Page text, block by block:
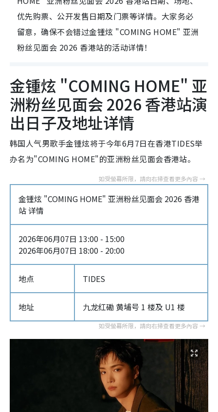
优先购票、公开发售日期及门票等详情。大家务必
留意，确保不会错过金锺炫 "COMING HOME" 亚洲
粉丝见面会 2026 香港站的活动详情！
金锺炫 "COMING HOME" 亚
洲粉丝见面会 2026 香港站演
出日子及地址详情
韩国人气男歌手金锺炫将于今年6月7日在香港TIDES举
办名为"COMING HOME"的亚洲粉丝见面会香港站。
金锺炫 "COMING HOME" 亚洲粉丝见面会 2026 香港
站 详情
2026年06月07日 13:00 - 15:00
2026年06月07日 18:00 - 20:00
地点 TIDES
地址 九龙红磡 黄埔号 1 楼及 U1 楼